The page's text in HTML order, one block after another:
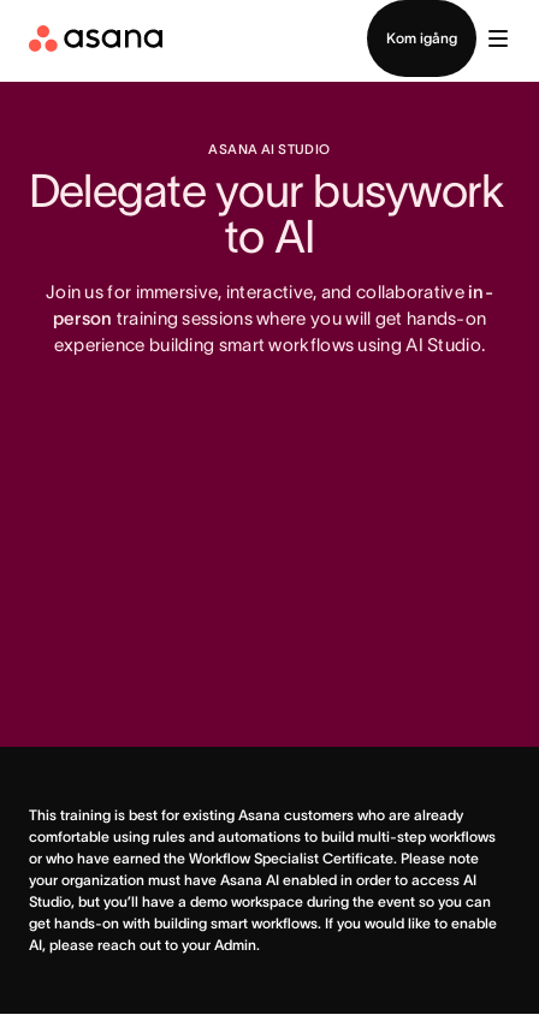
Kom igång
ASANA AI STUDIO
Delegate your busywork
to AI
Join us for immersive, interactive, and collaborative in-
person training sessions where you will get hands-on
experience building smart workflows using AI Studio.
This training is best for existing Asana customers who are already
comfortable using rules and automations to build multi-step workflows
or who have earned the Workflow Specialist Certificate. Please note
your organization must have Asana AI enabled in order to access AI
Studio, but you’ll have a demo workspace during the event so you can
get hands-on with building smart workflows. If you would like to enable
AI, please reach out to your Admin.